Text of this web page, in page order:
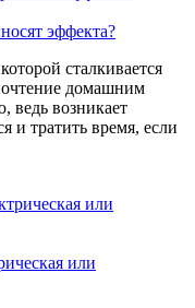
эффекта?
сталкивается
домашним
ведь возникает
и тратить время, если
или